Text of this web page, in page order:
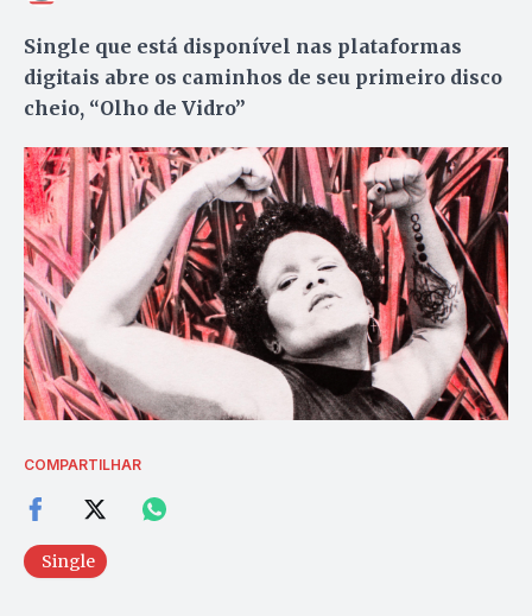
Single que está disponível nas plataformas
digitais abre os caminhos de seu primeiro disco
cheio, “Olho de Vidro”
COMPARTILHAR
Single